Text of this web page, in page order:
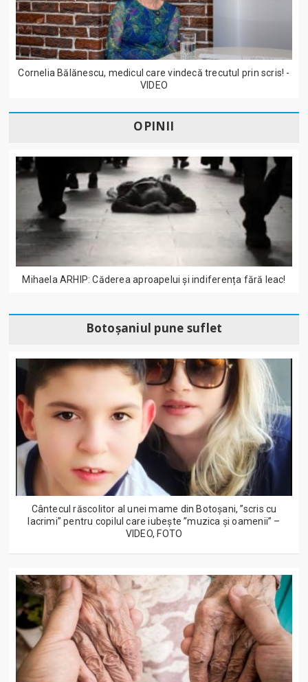
Cornelia Bălănescu, medicul care vindecă trecutul prin scris! -
VIDEO
OPINII
Mihaela ARHIP: Căderea aproapelui și indiferența fără leac!
Botoșaniul pune suflet
Cântecul răscolitor al unei mame din Botoșani, ”scris cu
lacrimi” pentru copilul care iubește ”muzica și oamenii” –
VIDEO, FOTO